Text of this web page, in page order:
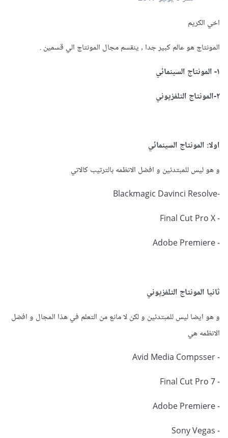
اخي الكريم
المونتاج هو عالم كبير جدا ٫ ينقسم مجال المونتاج الي قسمين .
١- المونتاج السينمائي
٢-المونتاج التلفزيوني
اولا: المونتاج السينمائي
و هو ليس للمبتدئين و افضل الانظمه بالترتيب كالاتي
-Blackmagic Davinci Resolve
- Final Cut Pro X
- Adobe Premiere
ثانيا المونتاج التلفزيوني
و هو ايضا ليس للمبتدئين و لكن لا مانع من التعلم في هذا المجال و افضل
الانظمه هي
- Avid Media Compsser
- Final Cut Pro 7
- Adobe Premiere
- Sony Vegas